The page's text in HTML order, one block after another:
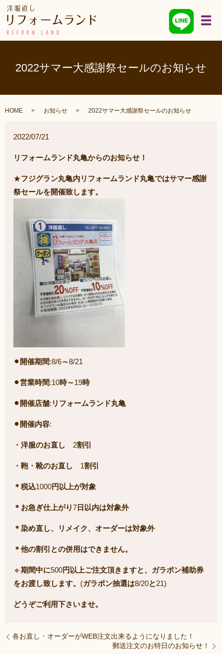
メ
2022サマー大感謝祭セールのお知らせ
HOME お知らせ 2022サマー大感謝祭セールのお知らせ
2022/07/21
リフォームランド丸亀からのお知らせ！
★フジグラン丸亀内リフォームランド丸亀ではサマー感謝
祭セールを開催致します。
⚫︎開催期間:8/6～8/21
⚫︎営業時間:10時～19時
⚫︎開催店舗: リフォームランド丸亀
⚫︎開催内容:
・洋服のお直し 2割引
・鞄・靴のお直し 1割引
＊税込1000円以上が対象
＊お急ぎ仕上がり7 日以内は対象外
＊染め直し、リメイク、オーダーは対象外
＊他の割引との併用はできません。
🔹期間中に500円以上ご注文頂きますと、ガラポン補助券
をお渡し致します。 (ガラポン抽選は8/20と21)
どうぞご利用下さいませ。
各お直し・オーダーがWEB注文出来るようになりました！
郵送注文のお特日のお知らせ！